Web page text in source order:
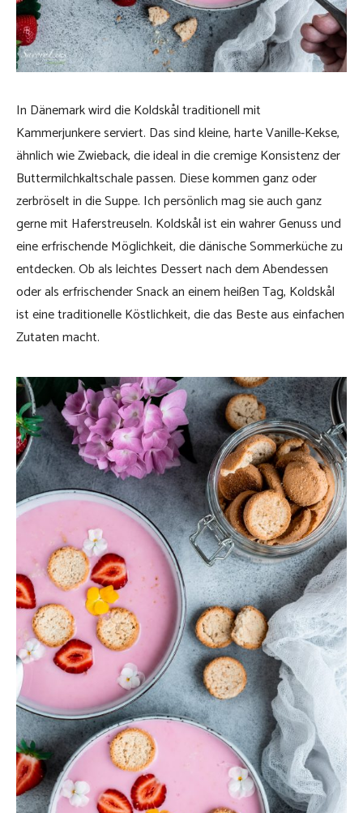
In Dänemark wird die Koldskål traditionell mit
Kammerjunkere serviert. Das sind kleine, harte Vanille-Kekse,
ähnlich wie Zwieback, die ideal in die cremige Konsistenz der
Buttermilchkaltschale passen. Diese kommen ganz oder
zerbröselt in die Suppe. Ich persönlich mag sie auch ganz
gerne mit Haferstreuseln. Koldskål ist ein wahrer Genuss und
eine erfrischende Möglichkeit, die dänische Sommerküche zu
entdecken. Ob als leichtes Dessert nach dem Abendessen
oder als erfrischender Snack an einem heißen Tag, Koldskål
ist eine traditionelle Köstlichkeit, die das Beste aus einfachen
Zutaten macht.